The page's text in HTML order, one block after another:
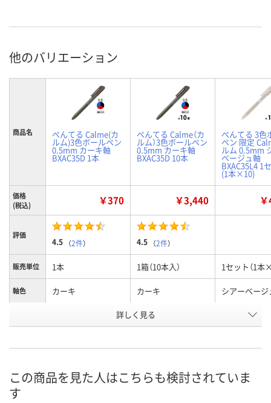
他のバリエーション
商品名 ぺんてる Calme(カ
ルム)3色ボールペン
0.5mm カーキ軸
BXAC35D 1本
ぺんてる Calme（カ
ルム）3色ボールペン
0.5mm カーキ軸
BXAC35D 10本
ぺんてる 3色
ペン 限定
ルム 0.5mm
ベージュ軸
BXAC35L4 1
(1本×10)
価格
(税込)
￥370 ￥3,440
評価
4.5 （2件） 4.5 （2件）
販売単位 1本 1箱（10本入） 1セット（1本
軸色 カーキ カーキ シアーベージ
AR90904 UW54186
お届け日 8月8日（土） 8月8日（土）
ついてご連絡
詳しく見る
この商品を見た人はこちらも検討されていま
す